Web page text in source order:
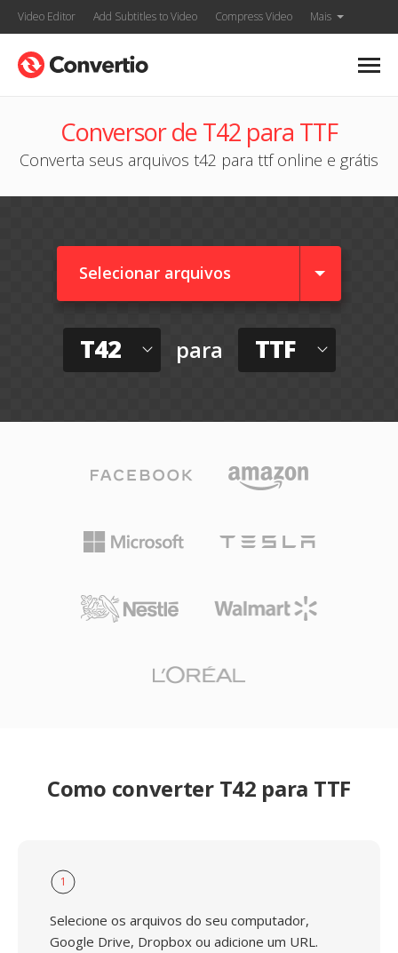
Video Editor Add Subtitles to Video Compress Video Mais
Conversor de T42 para TTF
Converta seus arquivos t42 para ttf online e grátis
Selecionar arquivos
T42 para TTF
Como converter T42 para TTF
1
Selecione os arquivos do seu computador,
Google Drive, Dropbox ou adicione um URL.